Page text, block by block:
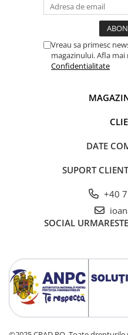
Vreau sa primesc
magazinului. Afla mai
Confidentialitate
DATE
SUPORT
+40
SOCIAL